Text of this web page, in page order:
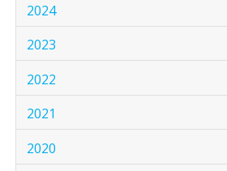
2024
2023
2022
2021
2020